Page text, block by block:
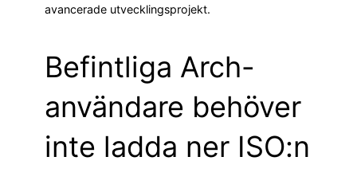
avancerade utvecklingsprojekt.
Befintliga Arch-
användare behöver
inte ladda ner ISO:n